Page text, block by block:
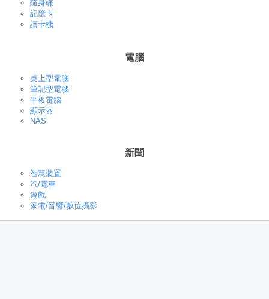
隨身碟
記憶卡
讀卡機
電腦
桌上型電腦
筆記型電腦
平板電腦
顯示器
NAS
新聞
智慧裝置
汽/電車
遊戲
家電/音響/數位攝影